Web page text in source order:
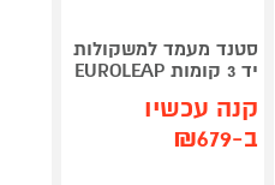
סטנד מעמד למשקולות
יד 3 קומות EUROLEAP
קנה עכשיו
ב-₪679